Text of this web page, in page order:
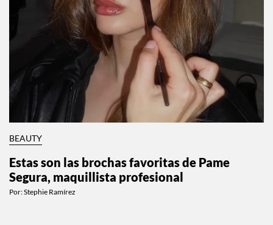
BEAUTY
Estas son las brochas favoritas de Pame
Segura, maquillista profesional
Por:Stephie Ramírez